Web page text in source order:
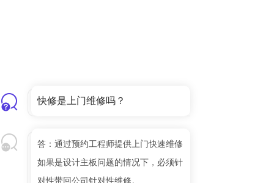
快修是上门维修吗？
答：通过预约工程师提供上门快速维修
如果是设计主板问题的情况下，必须针
对性带回公司针对性维修。